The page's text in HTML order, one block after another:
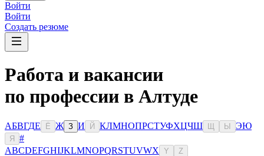
Войти
Войти
Создать резюме
Работа и вакансии
по профессии в Алтуде
АБВГДЕ Ё Ж З И Й КЛМНОПРСТУФХЦЧШ Ы ЭЮ
Я
#
ABCDEFGHIJKLMNOPQRSTUVWX Y Z